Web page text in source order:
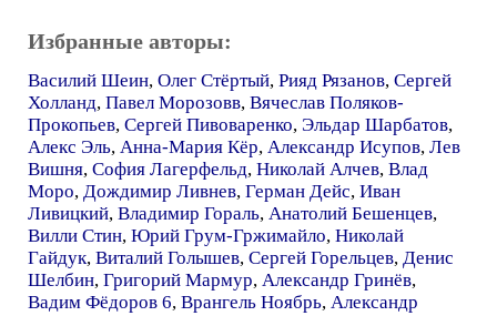
Избранные авторы:
Василий Шеин, Олег Стёртый, Рияд Рязанов, Сергей
Холланд, Павел Морозовв, Вячеслав Поляков-
Прокопьев, Сергей Пивоваренко, Эльдар Шарбатов,
Алекс Эль, Анна-Мария Кёр, Александр Исупов, Лев
Вишня, София Лагерфельд, Николай Алчев, Влад
Моро, Дождимир Ливнев, Герман Дейс, Иван
Ливицкий, Владимир Гораль, Анатолий Бешенцев,
Вилли Стин, Юрий Грум-Гржимайло, Николай
Гайдук, Виталий Голышев, Сергей Горельцев, Денис
Шелбин, Григорий Мармур, Александр Гринёв,
Вадим Фёдоров 6, Врангель Ноябрь, Александр